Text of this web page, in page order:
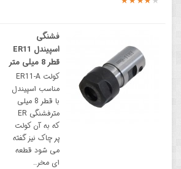
فشنگی
اسپیندل ER11
قطر 8 میلی متر
کولت ER11-A
مناسب اسپیندل
با قطر 8 میلی
مترفشنگی ER
که به آن کولت
پر چاک نیز گفته
می شود قطعه
ای مخر..